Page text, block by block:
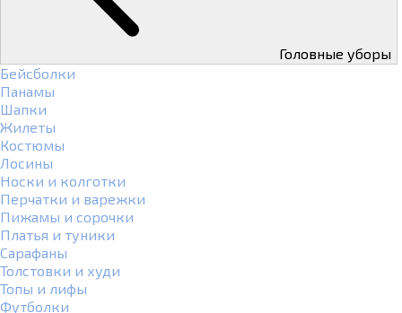
Головные уборы
Бейсболки
Панамы
Шапки
Жилеты
Костюмы
Лосины
Носки и колготки
Перчатки и варежки
Пижамы и сорочки
Платья и туники
Сарафаны
Толстовки и худи
Топы и лифы
Футболки